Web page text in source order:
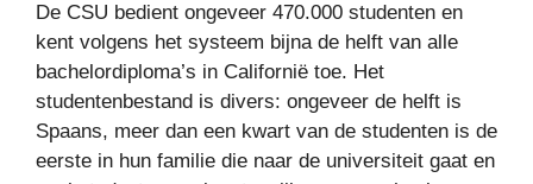
De CSU bedient ongeveer 470.000 studenten en
kent volgens het systeem bijna de helft van alle
bachelordiploma’s in Californië toe. Het
studentenbestand is divers: ongeveer de helft is
Spaans, meer dan een kwart van de studenten is de
eerste in hun familie die naar de universiteit gaat en